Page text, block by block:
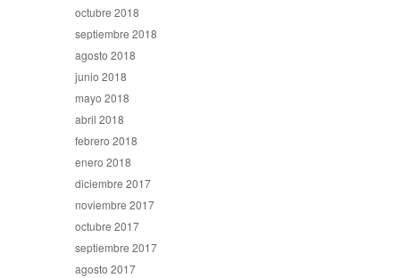
octubre 2018
septiembre 2018
agosto 2018
junio 2018
mayo 2018
abril 2018
febrero 2018
enero 2018
diciembre 2017
noviembre 2017
octubre 2017
septiembre 2017
agosto 2017